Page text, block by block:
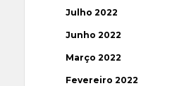
Julho 2022
Junho 2022
Março 2022
Fevereiro 2022